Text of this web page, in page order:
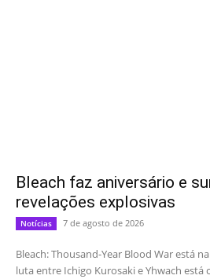
Bleach faz aniversário e
revelações explosivas
Notícias 7 de agosto de 2026
Bleach: Thousand-Year Blood War está
luta entre Ichigo Kurosaki e Yhwach está